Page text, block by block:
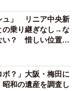
る詐欺メール
不正送金…求めら